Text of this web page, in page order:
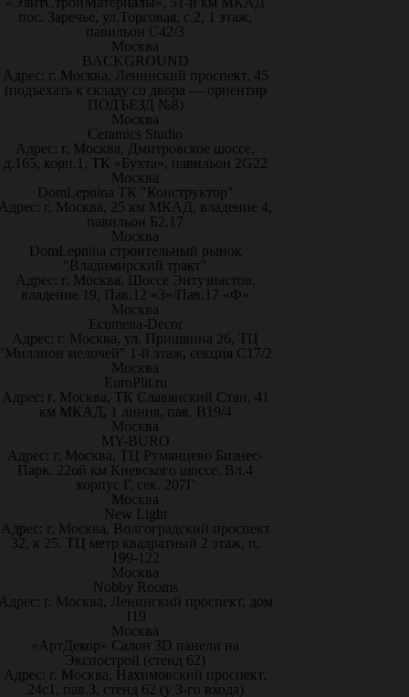
пос. Заречье, ул.Торговая, с.2, 1 этаж,
павильон С42/3
Москва
BACKGROUND
Адрес: г. Москва, Ленинский проспект, 45
(подъехать к складу со двора — ориентир
ПОДЪЕЗД №8)
Москва
Ceramics Studio
Адрес: г. Москва, Дмитровское шоссе,
д.165, корп.1, ТК «Бухта», павильон 2G22
Москва
DomLepnina ТК "Конструктор"
г. Москва, 25 км МКАД, владение 4,
павильон Б2.17
Москва
DomLepnina строительный рынок
"Владимирский тракт"
Адрес: г. Москва, Шоссе Энтузиастов,
владение 19, Пав.12 «З»/Пав.17 «Ф»
Москва
Ecumena-Decor
Адрес: г. Москва, ул. Пришвина 26, ТЦ
мелочей" 1-й этаж, секция С17/2
Москва
EuroPlit.ru
Адрес: г. Москва, ТК Славянский Стан, 41
км МКАД, 1 линия, пав. В19/4
Москва
MY-BURO
Адрес: г. Москва, ТЦ Румянцево Бизнес-
Парк. 22ой км Киевского шоссе. Вл.4
корпус Г, сек. 207Г
Москва
New Light
Адрес: г. Москва, Волгоградский проспект
32, к 25. ТЦ метр квадратный 2 этаж, п.
199-122
Москва
Nobby Rooms
г. Москва, Ленинский проспект, дом
119
Москва
«АртДекор» Салон 3D панели на
Экспострой (стенд 62)
Адрес: г. Москва, Нахимовский проспект,
24с1, пав.3, стенд 62 (у 3-го входа)